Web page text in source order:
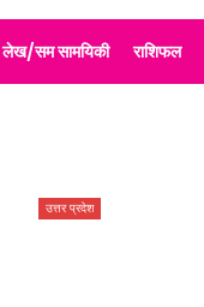
लेख/सम सामयिकी राशिफल
उत्तर प्रदेश